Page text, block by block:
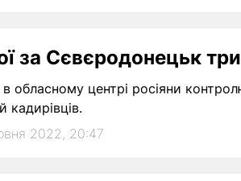
за Сєвєродонецьк
обласному центрі росіяни
кадирівців.
2022, 20:47